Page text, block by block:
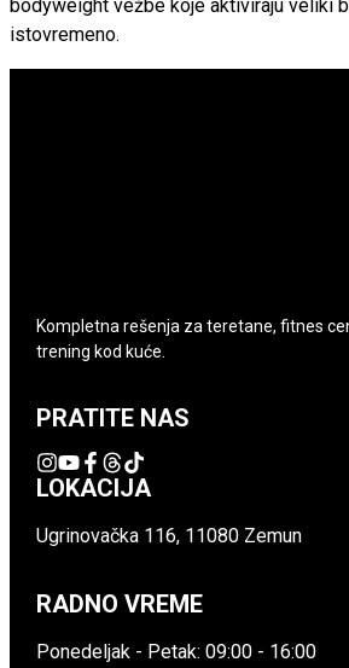
bodyweight vežbe koje aktiviraju veliki
istovremeno.
Kompletna rešenja za teretane, fitnes
trening kod kuće.
PRATITE NAS
LOKACIJA
Ugrinovačka 116, 11080 Zemun
RADNO VREME
Ponedeljak - Petak: 09:00 - 16:00